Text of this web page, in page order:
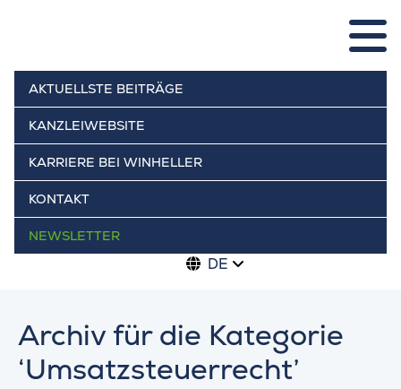
AKTUELLSTE BEITRÄGE
KANZLEIWEBSITE
KARRIERE BEI WINHELLER
KONTAKT
NEWSLETTER
DE
Archiv für die Kategorie
‘Umsatzsteuerrecht’